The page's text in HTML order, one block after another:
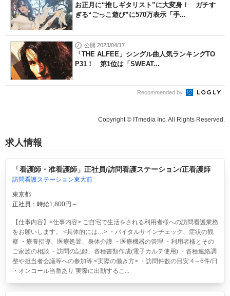
お正月に“推しギタリスト”に大変身！ ガチす
ぎる“ごっこ遊び”に570万表示「手...
公開 2023/04/17
「THE ALFEE」シングル曲人気ランキングTO
P31！ 第1位は「SWEAT...
Recommended by
Copyright © ITmedia Inc. All Rights Reserved.
求人情報
「看護師・准看護師」正社員/訪問看護ステーション/正看護師
訪問看護ステーション東大前
東京都
正社員：時給1,800円～
【仕事内容】<仕事内容> ご自宅で生活をされる利用者様への訪問看護業務
をお願いします。 <具体的には…> ・バイタルサインチェック、症状の観
察 ・療養指導、医療処置、身体介護 ・医療機器の管理 ・利用者様とその
ご家族の相談 ・訪問の記録、各種書類作成(電子カルテ使用) ・各種連絡調
整や担当者会議等への参加等 <実際の働き方> ・訪問件数の目安:4～6件/日
・オンコール当番あり 実際に出動するこ...